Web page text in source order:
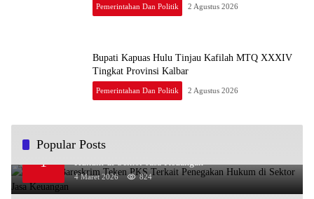
Pemerintahan Dan Politik 2 Agustus 2026
Bupati Kapuas Hulu Tinjau Kafilah MTQ XXXIV
Tingkat Provinsi Kalbar
Pemerintahan Dan Politik 2 Agustus 2026
Popular Posts
1
OJK dan Bareskrim Teken PKS Terkait Penegakan
Hukum di Sektor Jasa Keuangan
4 Maret 2026 824